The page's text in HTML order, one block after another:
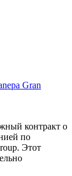
Gran
контракт о
по
Этот